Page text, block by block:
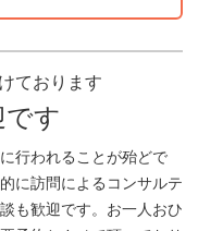
ております
です
行われることが殆どで
に訪問によるコンサルテ
も歓迎です。お一人おひ